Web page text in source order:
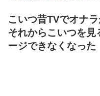
こいつ昔TVでオナ
それからこいつを見
ージできなくなった